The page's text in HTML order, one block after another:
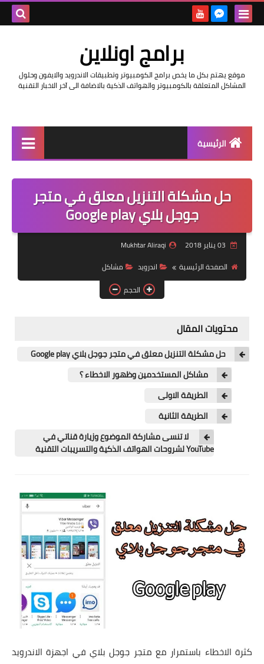
برامج اونلاين
موقع يهتم بكل ما يخص برامج الكومبيوتر وتطبيقات الاندرويد والايفون وحلول
المشاكل المتعلقة بالكومبيوتر والهواتف الذكية بالاضافة الى آخر الاخبار التقنية
الرئيسية
مراجعات
حماية
اندرويد
آيفون
ويندوز
الربح من الانترنت
بلوجر
تطبيقات
العملات الرقمية
حل مشكلة التنزيل معلق في متجر
جوجل بلاي Google play
Mukhtar Aliraqi
الصفحة الرئيسية
اندرويد
مشاكل
الحجم
محتويات المقال
حل مشكلة التنزيل معلق في متجر جوجل بلاي Google play
مشاكل المستخدمين وظهور الاخطاء ؟
الطريقة الاولى
الطريقة الثانية
لا تنسى مشاركة الموضوع وزيارة قناتي في
YouTube لشروحات الهواتف الذكية والتسريبات التقنية
كثرة الاخطاء باستمرار مع متجر جوجل بلاي في اجهزة الاندرويد